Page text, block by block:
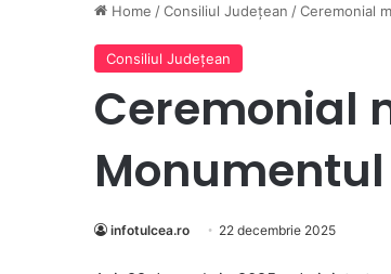
Home /Consiliul Judeţean /Ceremonial
Consiliul Judeţean
Ceremonial
Monumentul
infotulcea.ro 22 decembrie 2025